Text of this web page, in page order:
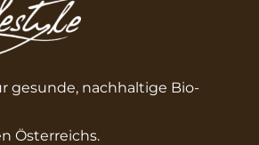
gesunde, nachhaltige Bio-
Österreichs.